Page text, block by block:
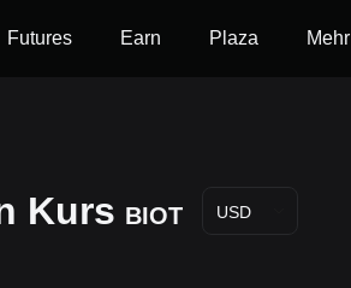
Futures Earn Plaza Mehr
Kurs BIOT USD